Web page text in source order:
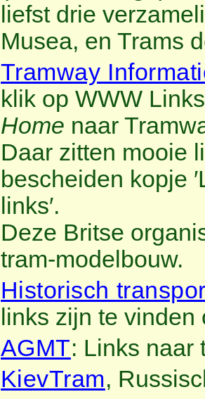
liefst drie
Musea, en Trams
Tramway
klik op WWW
Home naar
Daar zitten mooie
bescheiden kopje
links′.
Deze Britse
tram-modelbouw.
Historisch
links zijn te
AGMT: Links naar
KievTram,